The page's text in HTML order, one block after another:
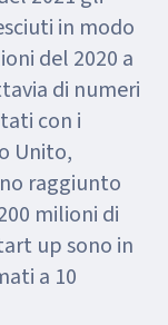
in modo
del 2020 a
di numeri
con i
Unito,
raggiunto
milioni di
up sono in
a 10